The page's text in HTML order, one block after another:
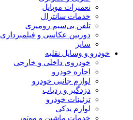
تعمیرات موبایل
خدمات سانترال
تلفن بی‌سیم رومیزی
دوربین عکاسی و فیلمبرداری
سایر
خودرو و وسایل نقلیه
خودروی داخلی و خارجی
اجاره خودرو
لوازم جانبی خودرو
دزدگیر و ردیاب
تزئینات خودرو
لوازم یدکی
خدمات ماشین و موتور